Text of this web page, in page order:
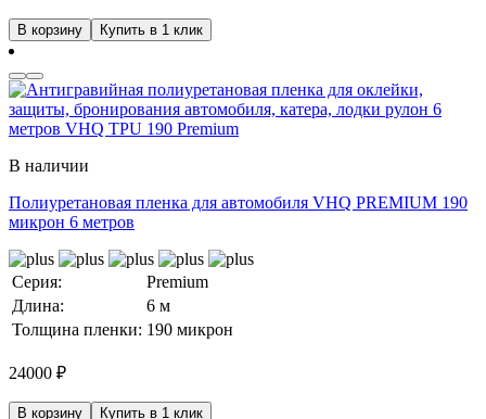
В корзину Купить в 1 клик
В наличии
Полиуретановая пленка для автомобиля VHQ PREMIUM 190
микрон 6 метров
Серия:
Premium
Длина:
6 м
Толщина пленки: 190 микрон
24000 ₽
В корзину Купить в 1 клик